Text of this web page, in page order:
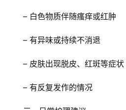
– 白色物质伴随瘙痒或红肿
– 有异味或持续不消退
– 皮肤出现脱皮、红斑等症状
– 有反复发作的情况